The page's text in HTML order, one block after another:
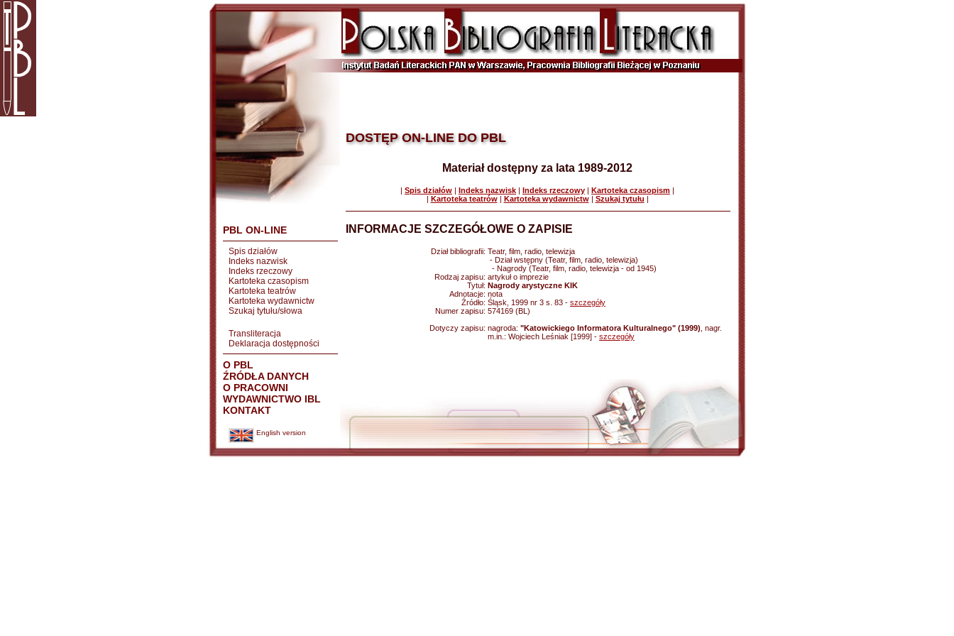
PBL ON-LINE
Spis działów
Indeks nazwisk
Indeks rzeczowy
Kartoteka czasopism
Kartoteka teatrów
Kartoteka wydawnictw
Szukaj tytułu/słowa
Transliteracja
Deklaracja dostępności
O PBL
ŹRÓDŁA DANYCH
O PRACOWNI
WYDAWNICTWO IBL
KONTAKT
English version
DOSTĘP ON-LINE DO PBL
Materiał dostępny za lata 1989-2012
| Spis działów | Indeks nazwisk | Indeks rzeczowy | Kartoteka czasopism |
| Kartoteka teatrów| Kartoteka wydawnictw| Szukaj tytułu |
INFORMACJE SZCZEGÓŁOWE O ZAPISIE
Dział bibliografii: Teatr, film, radio, telewizja
- Dział wstępny (Teatr, film, radio, telewizja)
- Nagrody (Teatr, film, radio, telewizja - od 1945)
Rodzaj zapisu: artykuł o imprezie
Tytuł: Nagrody arystyczne KIK
Adnotacje: nota
Źródło: Śląsk, 1999 nr 3 s. 83 - szczegóły
Numer zapisu: 574169 (BL)
Dotyczy zapisu: nagroda: "Katowickiego Informatora Kulturalnego" (1999) , nagr.
m.in.: Wojciech Leśniak [1999] - szczegóły